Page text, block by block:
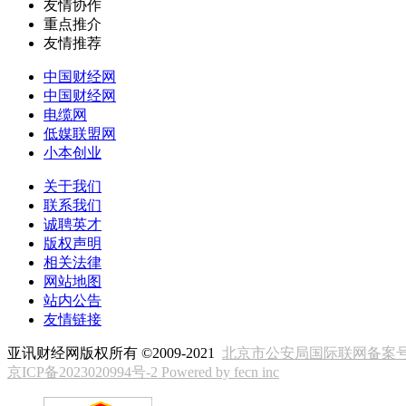
友情协作
重点推介
友情推荐
中国财经网
中国财经网
电缆网
低媒联盟网
小本创业
关于我们
联系我们
诚聘英才
版权声明
相关法律
网站地图
站内公告
友情链接
亚讯财经网版权所有 ©2009-2021 北京市公安局国际联网备案
京ICP备2023020994号-2 Powered by fecn inc